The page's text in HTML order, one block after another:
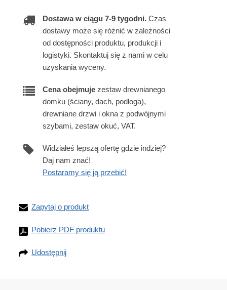
Dostawa w ciągu 7-9 tygodni. Czas
dostawy może się różnić w zależności
od dostępności produktu, produkcji i
logistyki. Skontaktuj się z nami w celu
uzyskania wyceny.
Cena obejmuje zestaw drewnianego
domku (ściany, dach, podłoga),
drewniane drzwi i okna z podwójnymi
szybami, zestaw okuć, VAT.
Widziałeś lepszą ofertę gdzie indziej?
Daj nam znać!
Postaramy się ją przebić!
Zapytaj o produkt
Pobierz PDF produktu
Udostępnij